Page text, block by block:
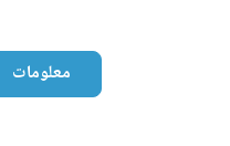
معلومات